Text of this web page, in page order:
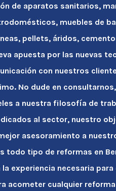
de aparatos sanitarios,
muebles de
pellets, áridos,
apuesta por las nuevas
con nuestros
No dude en
a nuestra filosofía de
al sector, nuestro
asesoramiento a
todo tipo de reformas en
experiencia necesaria
acometer cualquier